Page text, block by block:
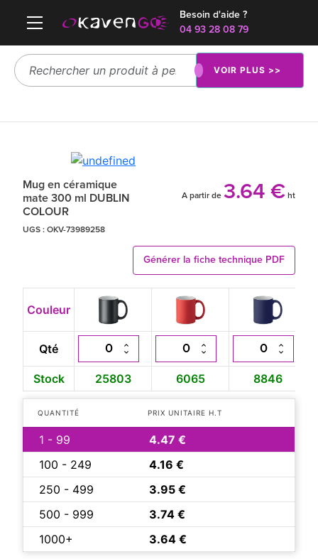
Besoin d'aide ?
04 93 28 08 79
VOIR PLUS >>
Mug en céramique
mate 300 ml DUBLIN
COLOUR
A partir de 3.64 € ht
UGS : OKV-73989258
Générer la fiche technique PDF
Couleur
Qté
Stock 25803 6065 8846
QUANTITÉ PRIX UNITAIRE H.T
1 - 99
4.47 €
100 - 249
4.16 €
250 - 499
3.95 €
500 - 999
3.74 €
1000+
3.64 €